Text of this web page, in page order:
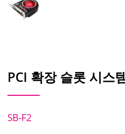
PCI 확장 슬롯 시스
SB-F2